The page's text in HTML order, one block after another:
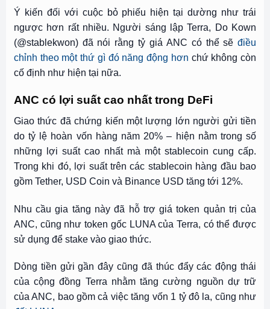
Ý kiến đối với cuộc bỏ phiếu hiện tại dường như trái
ngược hơn rất nhiều. Người sáng lập Terra, Do Kown
(@stablekwon) đã nói rằng tỷ giá ANC có thể sẽđiều
chỉnh theo một thứ gì đó năng động hơn chứ không còn
cố định như hiện tại nữa.
ANC có lợi suất cao nhất trong DeFi
Giao thức đã chứng kiến ​​một lượng lớn người gửi tiền
do tỷ lệ hoàn vốn hàng năm 20% – hiện nằm trong số
những lợi suất cao nhất mà một stablecoin cung cấp.
Trong khi đó, lợi suất trên các stablecoin hàng đầu bao
gồm Tether, USD Coin và Binance USD tăng tới 12%.
Nhu cầu gia tăng này đã hỗ trợ giá token quản trị của
ANC, cũng như token gốc LUNA của Terra, có thể được
sử dụng để stake vào giao thức.
Dòng tiền gửi gần đây cũng đã thúc đẩy các động thái
của cộng đồng Terra nhằm tăng cường nguồn dự trữ
của ANC, bao gồm cả việc tăng vốn 1 tỷ đô la, cũng như